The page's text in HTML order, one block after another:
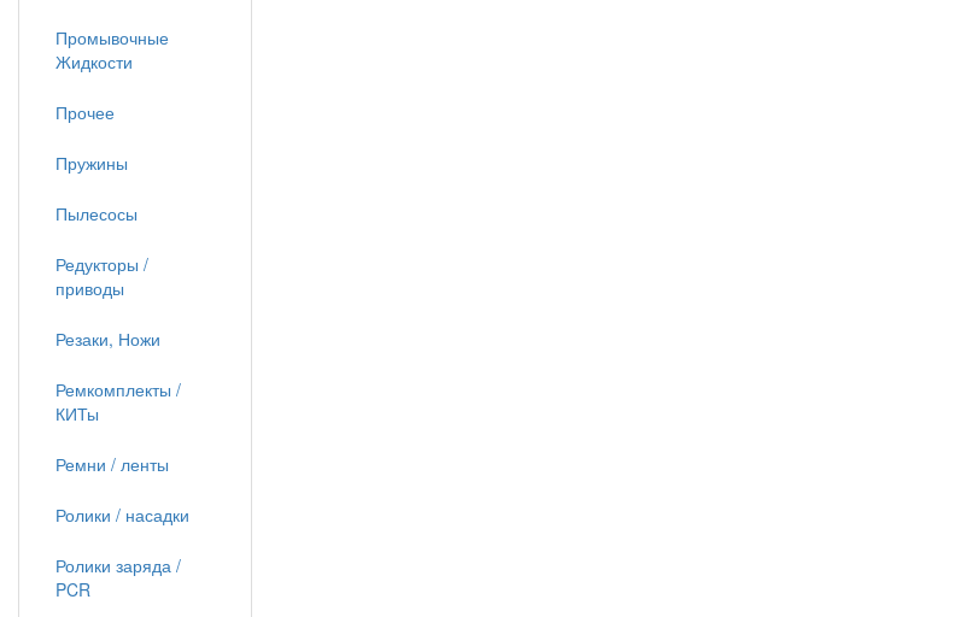
Промывочные
Жидкости
Прочее
Пружины
Пылесосы
Редукторы /
приводы
Резаки, Ножи
Ремкомплекты /
КИТы
Ремни / ленты
Ролики / насадки
Ролики заряда /
PCR